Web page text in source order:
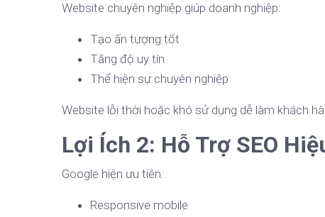
Website chuyên nghiệp giúp doanh nghiệp:
Tạo ấn tượng tốt
Tăng độ uy tín
Thể hiện sự chuyên nghiệp
Website lỗi thời hoặc khó sử dụng dễ làm khách
Lợi Ích 2: Hỗ Trợ SEO
Google hiện ưu tiên:
Responsive mobile